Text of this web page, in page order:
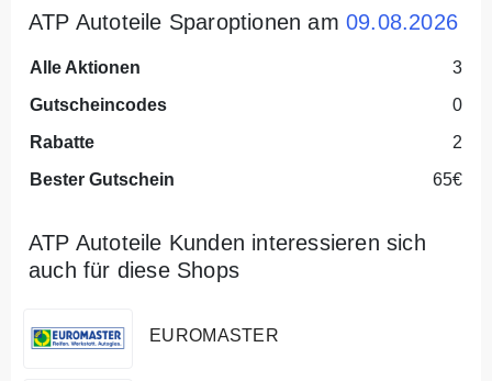
ATP Autoteile Sparoptionen am 09.08.2026
Alle Aktionen
3
Gutscheincodes
0
Rabatte
2
Bester Gutschein
65€
ATP Autoteile Kunden interessieren sich
auch für diese Shops
EUROMASTER